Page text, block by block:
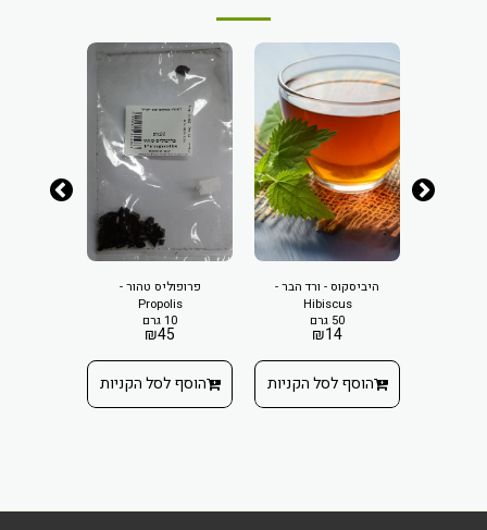
היביסקוס - ורד הבר -
Hibiscus
50 גרם
₪14
הוסף לסל הקניות
פרופוליס טהור -
Propolis
10 גרם
₪45
הוסף לסל הקניות